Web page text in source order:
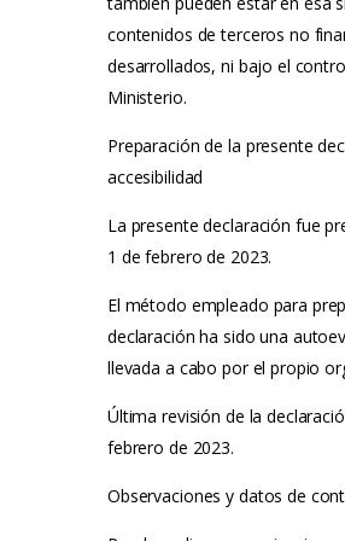
contenidos de terceros no
desarrollados, ni bajo el
Ministerio.
Preparación de la presente
accesibilidad
La presente declaración fue
1 de febrero de 2023.
El método empleado para
declaración ha sido una
llevada a cabo por el propio
Última revisión de la
febrero de 2023.
Observaciones y datos de